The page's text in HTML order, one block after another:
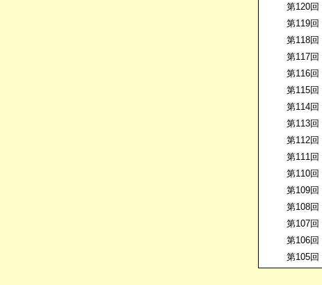
第120回
第119回
第118回
第117回
第116回
第115回
第114回
第113回
第112回
第111回
第110回
第109回
第108回
第107回
第106回
第105回